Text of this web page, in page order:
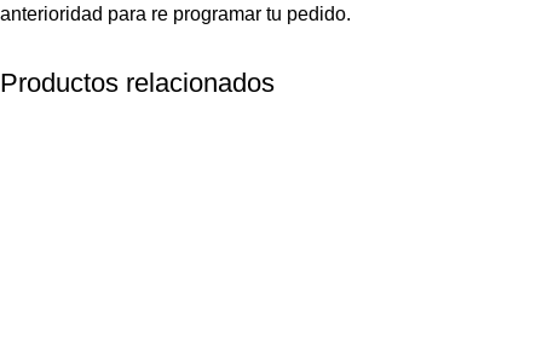
anterioridad para re programar tu pedido.
Productos relacionados